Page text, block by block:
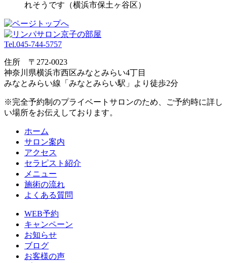
れそうです（横浜市保土ヶ谷区）
Tel.045-744-5757
住所 〒272-0023
神奈川県横浜市⻄区みなとみらい4丁目
みなとみらい線「みなとみらい駅」より徒歩2分
※完全予約制のプライベートサロンのため、ご予約時に詳し
い場所をお伝えしております。
ホーム
サロン案内
アクセス
セラピスト紹介
メニュー
施術の流れ
よくある質問
WEB予約
キャンペーン
お知らせ
ブログ
お客様の声